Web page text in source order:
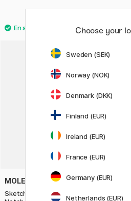
MOLESKINE
Sketchbook ART collection
Choose your
Sweden (SEK)
Norway (NOK)
Denmark (DKK)
Finland (EUR)
Ireland (EUR)
France (EUR)
Germany (EUR)
Netherlands (EUR)